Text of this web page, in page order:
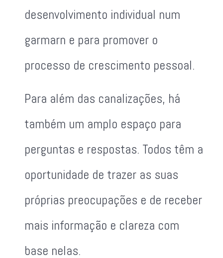
desenvolvimento individual num
garmarn e para promover o
processo de crescimento pessoal.
Para além das canalizações, há
também um amplo espaço para
perguntas e respostas. Todos têm a
oportunidade de trazer as suas
próprias preocupações e de receber
mais informação e clareza com
base nelas.